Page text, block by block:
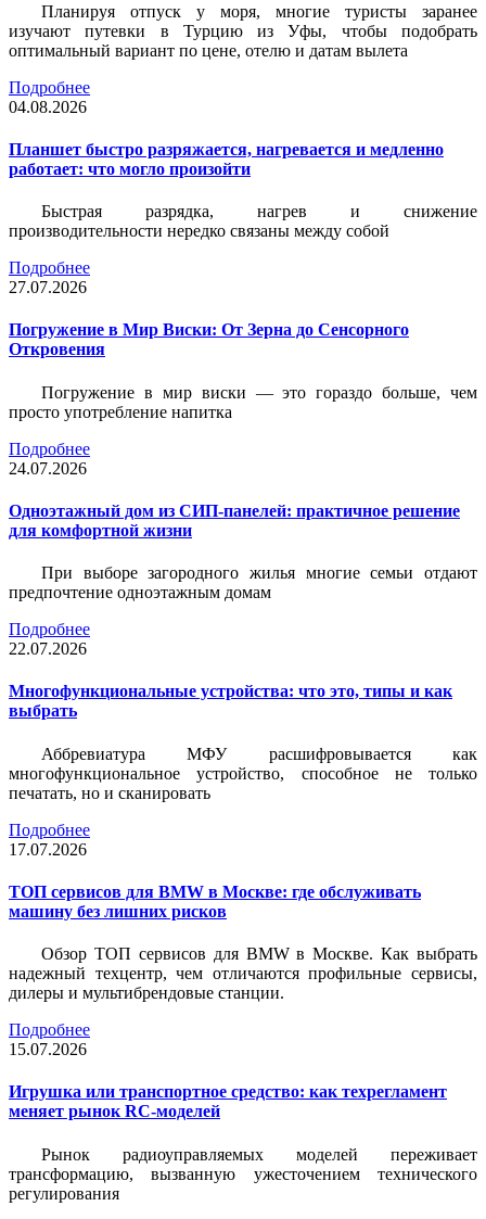
Планируя отпуск у моря, многие туристы заранее
изучают путевки в Турцию из Уфы, чтобы подобрать
оптимальный вариант по цене, отелю и датам вылета
Подробнее
04.08.2026
Планшет быстро разряжается, нагревается и медленно
работает: что могло произойти
Быстрая разрядка, нагрев и снижение
производительности нередко связаны между собой
Подробнее
27.07.2026
Погружение в Мир Виски: От Зерна до Сенсорного
Откровения
Погружение в мир виски — это гораздо больше, чем
просто употребление напитка
Подробнее
24.07.2026
Одноэтажный дом из СИП-панелей: практичное решение
для комфортной жизни
При выборе загородного жилья многие семьи отдают
предпочтение одноэтажным домам
Подробнее
22.07.2026
Многофункциональные устройства: что это, типы и как
выбрать
Аббревиатура МФУ расшифровывается как
многофункциональное устройство, способное не только
печатать, но и сканировать
Подробнее
17.07.2026
ТОП сервисов для BMW в Москве: где обслуживать
машину без лишних рисков
Обзор ТОП сервисов для BMW в Москве. Как выбрать
надежный техцентр, чем отличаются профильные сервисы,
дилеры и мультибрендовые станции.
Подробнее
15.07.2026
Игрушка или транспортное средство: как техрегламент
меняет рынок RC-моделей
Рынок радиоуправляемых моделей переживает
трансформацию, вызванную ужесточением технического
регулирования